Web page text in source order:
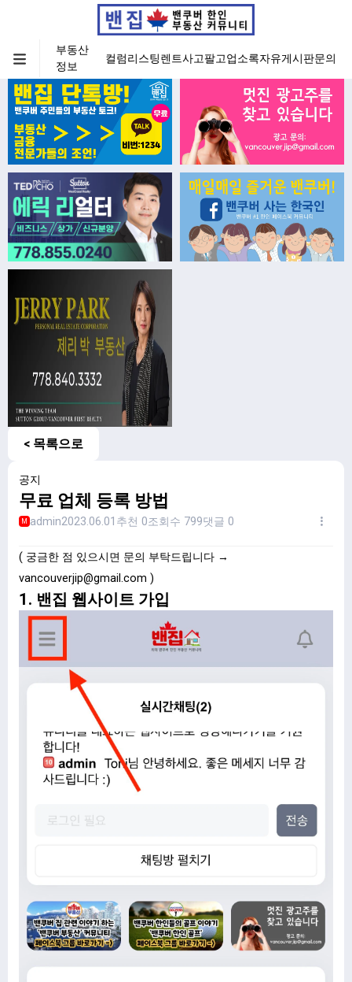
부동산
정보
컬럼리스팅렌트사고팔고업소록자유게시판문의
< 목록으로
공지
무료 업체 등록 방법
M admin2023.06.01 추천 0조회수 799댓글 0
( 궁금한 점 있으시면 문의 부탁드립니다 →
vancouverjip@gmail.com )
1. 밴집 웹사이트 가입